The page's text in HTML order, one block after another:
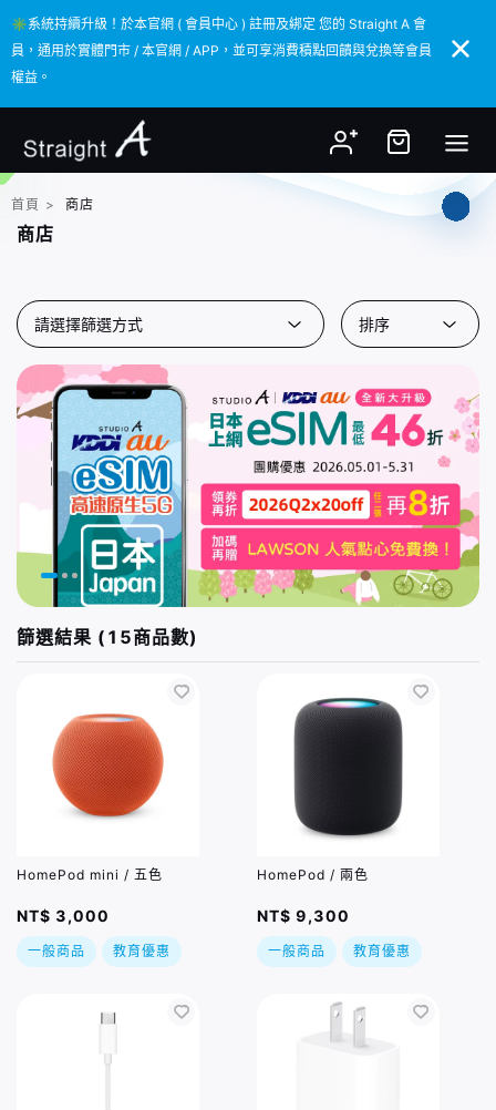
✳️系統持續升級！於本官網 ( 會員中心 ) 註冊及綁定 您的 Straight A 會
員，通用於實體門市 / 本官網 / APP，並可享消費積點回饋與兌換等會員
權益。
✳️系統持續升級！於本官網 ( 會員中心 ) 註冊及綁定 您的 Straight A 會
員，通用於實體門市 / 本官網 / APP，並可享消費積點回饋與兌換等會員
權益。
首頁 > 商店
商店
請選擇篩選方式 排序
篩選結果 (15商品數)
HomePod mini / 五色
NT$ 3,000
一般商品 教育優惠
HomePod / 兩色
NT$ 9,300
一般商品 教育優惠